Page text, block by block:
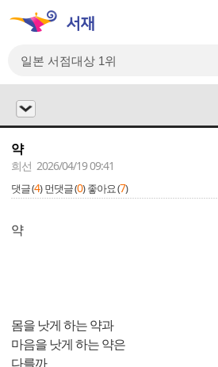
약
희선 2026/04/19 09:41
댓글 (4) 먼댓글 (0) 좋아요 (7)
약
몸을 낫게 하는 약과
마음을 낫게 하는 약은
다를까